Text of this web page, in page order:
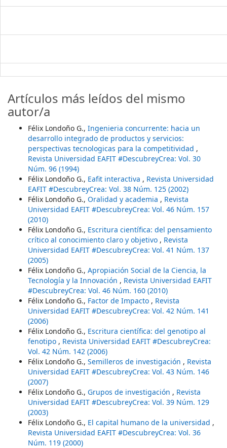
Artículos más leídos del mismo
autor/a
Félix Londoño G., Ingenieria concurrente: hacia un
desarrollo integrado de productos y servicios:
perspectivas tecnologicas para la competitividad ,
Revista Universidad EAFIT #DescubreyCrea: Vol. 30
Núm. 96 (1994)
Félix Londoño G., Eafit interactiva , Revista Universidad
EAFIT #DescubreyCrea: Vol. 38 Núm. 125 (2002)
Félix Londoño G., Oralidad y academia , Revista
Universidad EAFIT #DescubreyCrea: Vol. 46 Núm. 157
(2010)
Félix Londoño G., Escritura científica: del pensamiento
crítico al conocimiento claro y objetivo , Revista
Universidad EAFIT #DescubreyCrea: Vol. 41 Núm. 137
(2005)
Félix Londoño G., Apropiación Social de la Ciencia, la
Tecnología y la Innovación , Revista Universidad EAFIT
#DescubreyCrea: Vol. 46 Núm. 160 (2010)
Félix Londoño G., Factor de Impacto , Revista
Universidad EAFIT #DescubreyCrea: Vol. 42 Núm. 141
(2006)
Félix Londoño G., Escritura científica: del genotipo al
fenotipo , Revista Universidad EAFIT #DescubreyCrea:
Vol. 42 Núm. 142 (2006)
Félix Londoño G., Semilleros de investigación , Revista
Universidad EAFIT #DescubreyCrea: Vol. 43 Núm. 146
(2007)
Félix Londoño G., Grupos de investigación , Revista
Universidad EAFIT #DescubreyCrea: Vol. 39 Núm. 129
(2003)
Félix Londoño G., El capital humano de la universidad ,
Revista Universidad EAFIT #DescubreyCrea: Vol. 36
Núm. 119 (2000)